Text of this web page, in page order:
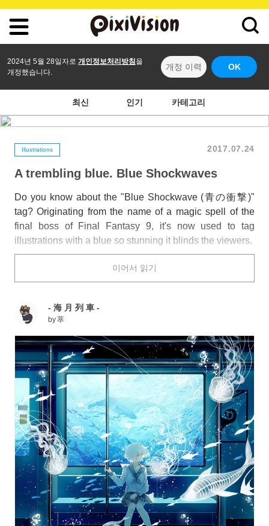
2024년 5월 28일자로 개인정보처리방침 을
개정했습니다.
개정 이력 OK
최신 인기 카테고리
Illustrations 2017.07.24
A trembling blue. Blue Shockwaves
Do you know about the "Blue Shockwave (青の衝撃)"
tag? Originating from the name of a magic spell of the
final boss of Final Fantasy 9, it's now used to tag
illustrations with a blue so stunning it blinds the viewers.
We'll be sharing some illustrations under the Blue
Shockwave tag this time. A deep blue that reminds you
of the deep seas and the universe, or the refreshing blue
cold chill....witness the boundaries of the color blue for
yourself.
이어서 읽기
- 海 月 列 車 -
by萃